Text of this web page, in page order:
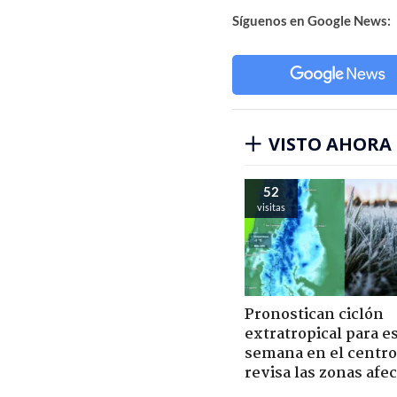
Síguenos en Google News:
VISTO AHORA
52
visitas
Pronostican ciclón
extratropical para
semana en el
revisa las zonas